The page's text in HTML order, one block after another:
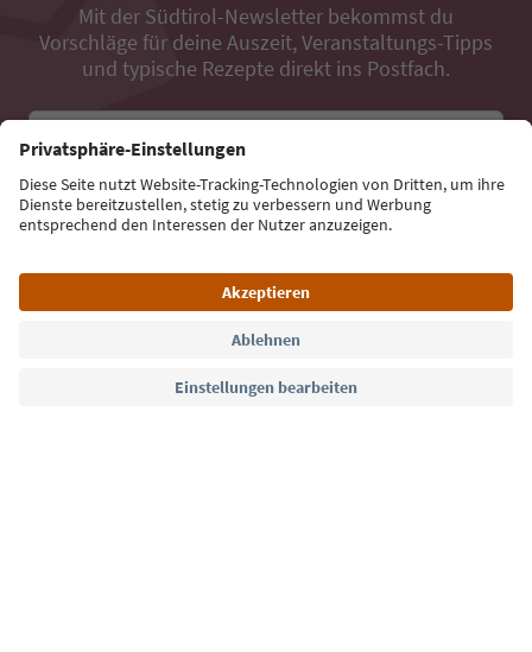
Mit der Südtirol-Newsletter bekommst du
Vorschläge für deine Auszeit, Veranstaltungs-Tipps
und typische Rezepte direkt ins Postfach.
E-Mail Adresse
Jetzt anmelden